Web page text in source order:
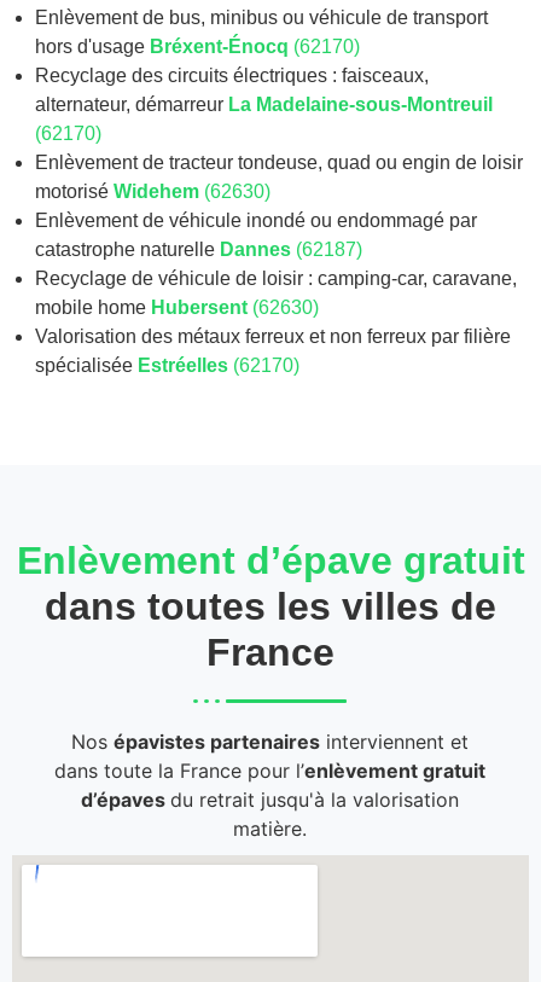
Enlèvement de bus, minibus ou véhicule de transport
hors d'usage Bréxent-Énocq (62170)
Recyclage des circuits électriques : faisceaux,
alternateur, démarreur La Madelaine-sous-Montreuil
(62170)
Enlèvement de tracteur tondeuse, quad ou engin de loisir
motorisé Widehem (62630)
Enlèvement de véhicule inondé ou endommagé par
catastrophe naturelle Dannes (62187)
Recyclage de véhicule de loisir : camping-car, caravane,
mobile home Hubersent (62630)
Valorisation des métaux ferreux et non ferreux par filière
spécialisée Estréelles (62170)
Enlèvement d’épave gratuit
dans toutes les villes de
France
Nosépavistes partenaires interviennent et
dans toute la France pour l’enlèvement gratuit
d’épavesdu retrait jusqu'à la valorisation
matière.